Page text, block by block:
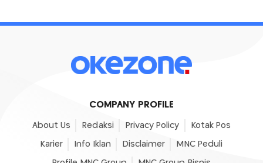
COMPANY PROFILE
About Us Redaksi Privacy Policy Kotak Pos
Karier Info Iklan Disclaimer MNC Peduli